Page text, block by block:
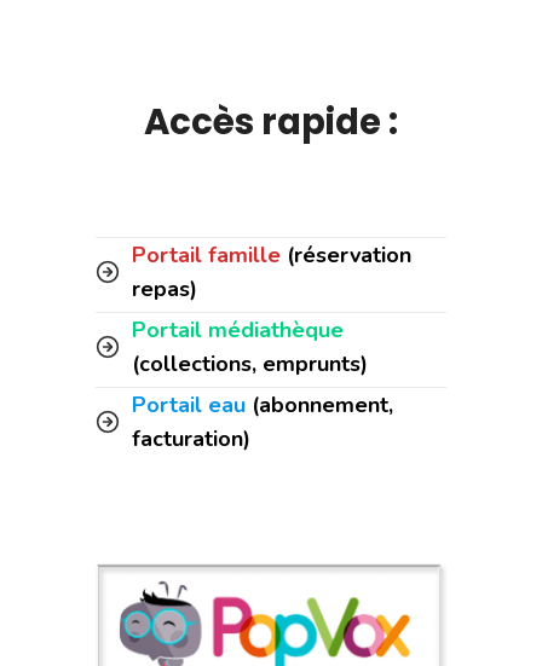
Accès rapide :
Portail famille (réservation
repas)
Portail médiathèque
(collections, emprunts)
Portail eau (abonnement,
facturation)